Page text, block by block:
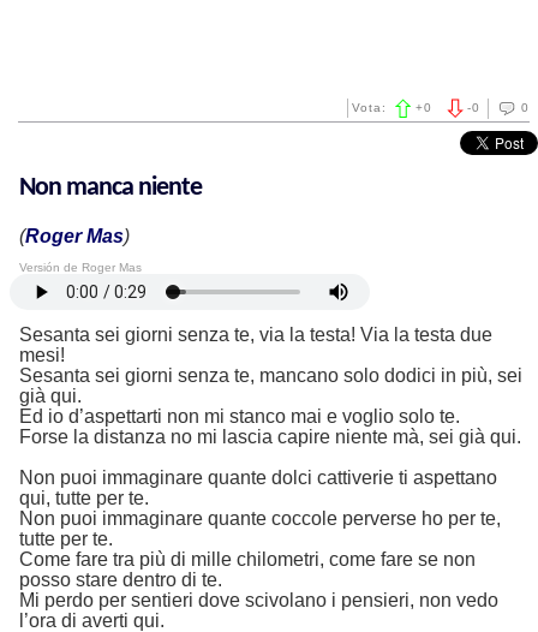
0
-0
Vota: +0
Non manca niente
(Roger Mas)
Versión de Roger Mas
Sesanta sei giorni senza te, via la testa! Via la testa due
mesi!
Sesanta sei giorni senza te, mancano solo dodici in più, sei
già qui.
Ed io d’aspettarti non mi stanco mai e voglio solo te.
Forse la distanza no mi lascia capire niente mà, sei già qui.
Non puoi immaginare quante dolci cattiverie ti aspettano
qui, tutte per te.
Non puoi immaginare quante coccole perverse ho per te,
tutte per te.
Come fare tra più di mille chilometri, come fare se non
posso stare dentro di te.
Mi perdo per sentieri dove scivolano i pensieri, non vedo
l’ora di averti qui.